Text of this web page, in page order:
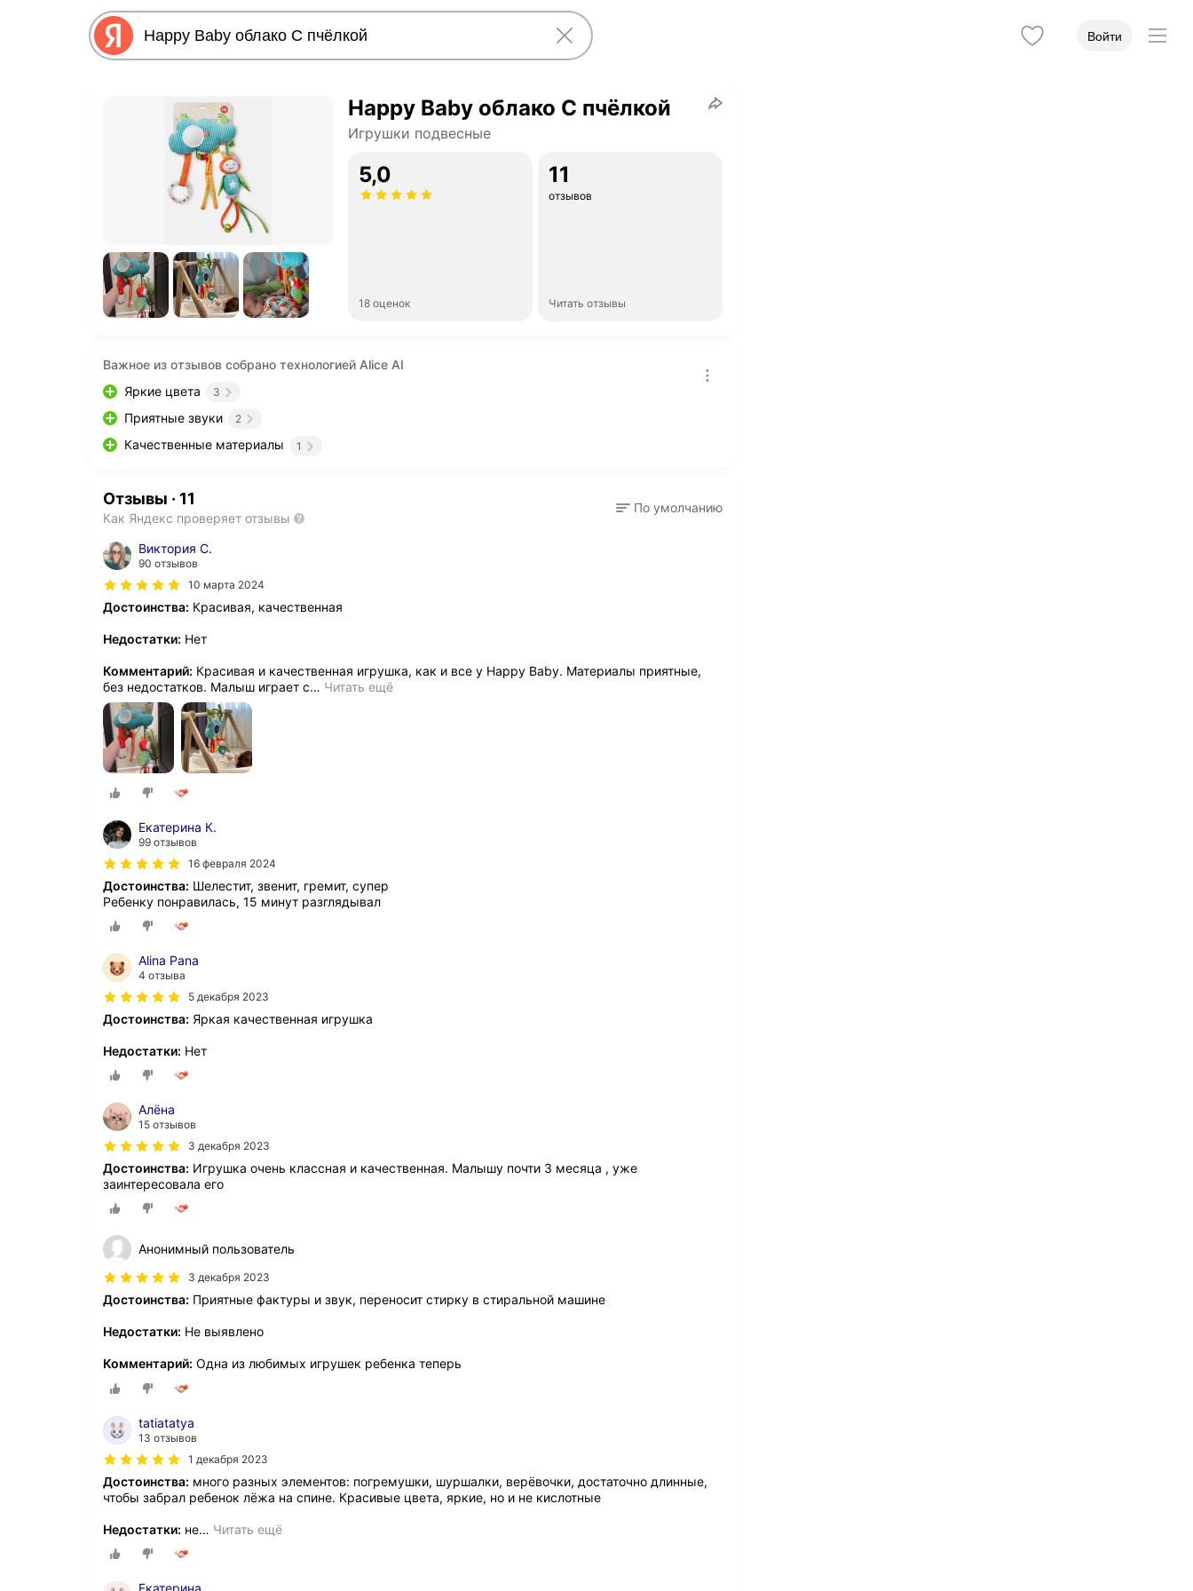
Войти
Happy Baby облако С пчёлкой
Игрушки подвесные
5,0
18 оценок
11
отзывов
Читать отзывы
Важное из отзывов собрано технологией Alice AI
Яркие цвета
3
Приятные звуки 2
Качественные материалы 1
Отзывы · 11
Как Яндекс проверяет отзывы
По умолчанию
Виктория С.
90 отзывов
10 марта 2024
Достоинства: Красивая, качественная
Недостатки: Нет
Комментарий: Красивая и качественная игрушка, как и все у Happy Baby. Материалы приятные,
без недостатков. Малыш играет с… Читать ещё
Екатерина К.
99 отзывов
16 февраля 2024
Достоинства: Шелестит, звенит, гремит, супер
Ребенку понравилась, 15 минут разглядывал
Alina Pana
4 отзыва
5 декабря 2023
Достоинства: Яркая качественная игрушка
Недостатки: Нет
Алёна
15 отзывов
3 декабря 2023
Достоинства: Игрушка очень классная и качественная. Малышу почти 3 месяца , уже
заинтересовала его
Анонимный пользователь
3 декабря 2023
Достоинства: Приятные фактуры и звук, переносит стирку в стиральной машине
Недостатки: Не выявлено
Комментарий: Одна из любимых игрушек ребенка теперь
tatiatatya
13 отзывов
1 декабря 2023
Достоинства: много разных элементов: погремушки, шуршалки, верёвочки, достаточно длинные,
чтобы забрал ребенок лёжа на спине. Красивые цвета, яркие, но и не кислотные
Недостатки: не… Читать ещё
Екатерина